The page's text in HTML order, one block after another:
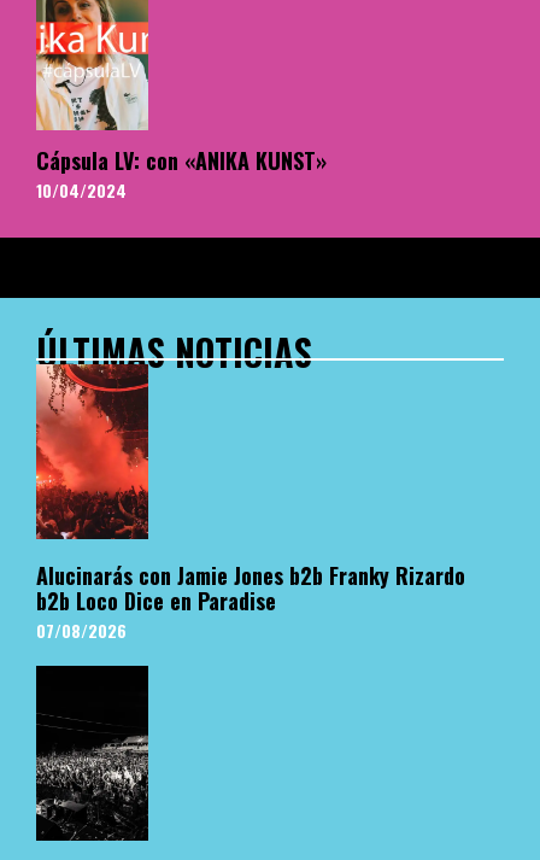
Cápsula LV: con «ANIKA KUNST»
10/04/2024
ÚLTIMAS NOTICIAS
Alucinarás con Jamie Jones b2b Franky Rizardo
b2b Loco Dice en Paradise
07/08/2026